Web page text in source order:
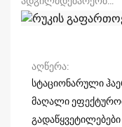
აღწერა
სტაციონარული
მაღალი